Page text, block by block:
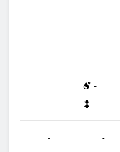
-
-
- -